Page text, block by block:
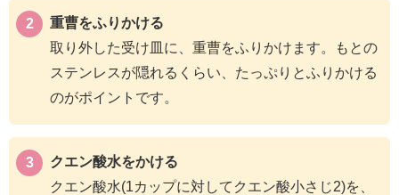
重曹をふりかける
取り外した受け皿に、重曹をふりかけます。もとの
ステンレスが隠れるくらい、たっぷりとふりかける
のがポイントです。
クエン酸水をかける
クエン酸水(1カップに対してクエン酸小さじ2)を、